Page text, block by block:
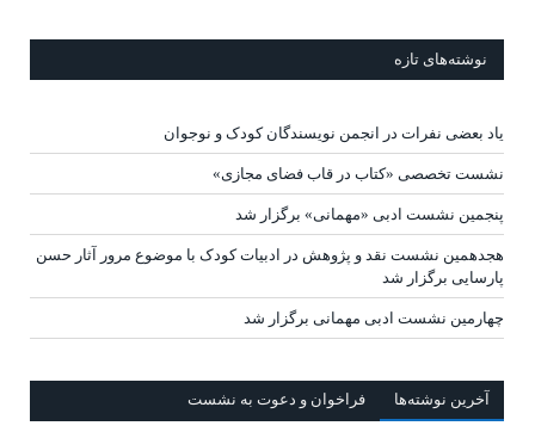
نوشته‌های تازه
یاد بعضی نفرات در انجمن نویسندگان کودک و نوجوان
نشست تخصصی «کتاب در قاب فضای مجازی»
پنجمین نشست ادبی «مهمانی» برگزار شد
هجدهمین نشست نقد و پژوهش در ادبیات کودک با موضوع مرور آثار حسن
پارسایی برگزار شد
چهارمین نشست ادبی مهمانی برگزار شد
آخرين‌ نوشته‌ها فراخوان و دعوت به نشست